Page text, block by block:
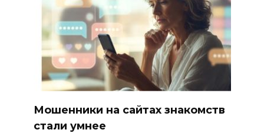
Мошенники на сайтах знакомств
стали умнее